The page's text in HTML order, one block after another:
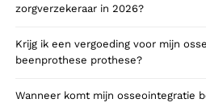
zorgverzekeraar in 2026?
Krijg ik een vergoeding voor mijn
beenprothese prothese?
Wanneer komt mijn osseointegratie